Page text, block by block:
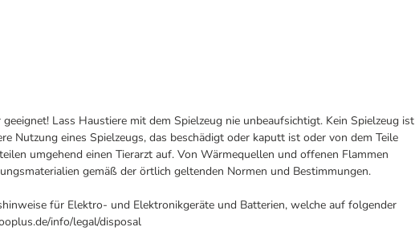
Lass Haustiere mit dem Spielzeug nie unbeaufsichtigt. Kein Spielzeug ist
Nutzung eines Spielzeugs, das beschädigt oder kaputt ist oder von dem Teile
umgehend einen Tierarzt auf. Von Wärmequellen und offenen Flammen
gemäß der örtlich geltenden Normen und Bestimmungen.
für Elektro- und Elektronikgeräte und Batterien, welche auf folgender
info/legal/disposal